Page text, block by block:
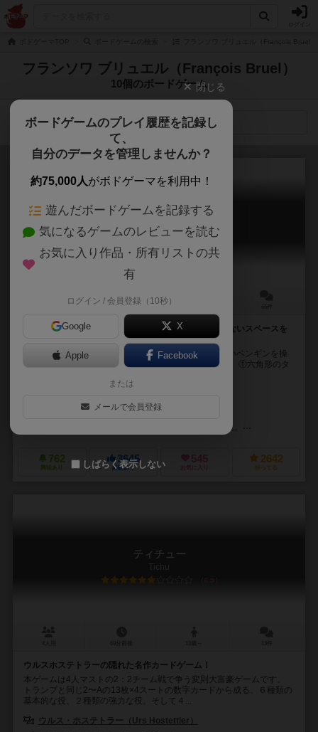
フランソワ ブリュエル（François Bruel）
10個のボードゲーム
検索メニュー
それはオレの魚だ！
Packeis am Pol / Hey, That's My Fish!
20分前後
ライバルを狭い氷上に孤立させ、自分だけしか得られないスペースを
作り魚を大量に獲得しよう！
『それは俺の魚だ！』は、北極でお腹を空かせた可愛いペンギンを操
ってライバルよりもたくさんの魚を集めるゲームです。 ①六角形のタ
フランソワ・ブリュエル（François Bruel）
バンブス シュピーレ出版（Bambus Spieleverlag）
762
興味あり
3645
経験あり
545
お気に入り
2642
持ってる
ティチュー
Tichu
6.5
ウルスホステトラーの隠れた名作カードゲーム！
本ゲームは4人マストの2：2チーム戦で争う変則大富豪ゲームです。
トランプと同じ2〜Aの13枚×4スートの数字カードから成る、６種類の
基本的な役、２種類の強力な役。そして４...
ウルス・ホステトラー（Urs Hostettler）
閉じる
ボードゲームのプレイ履歴を記録し
て、
自分のデータを管理しませんか？
約75,000人がボドゲーマを利用中！
遊んだボードゲームを記録する
気になるゲームのレビューを読む
お気に入り作品・所有リストの共
有
ログイン / 会員登録（10秒）
Google X
Apple Facebook
または
メールで会員登録
しばらく表示しない